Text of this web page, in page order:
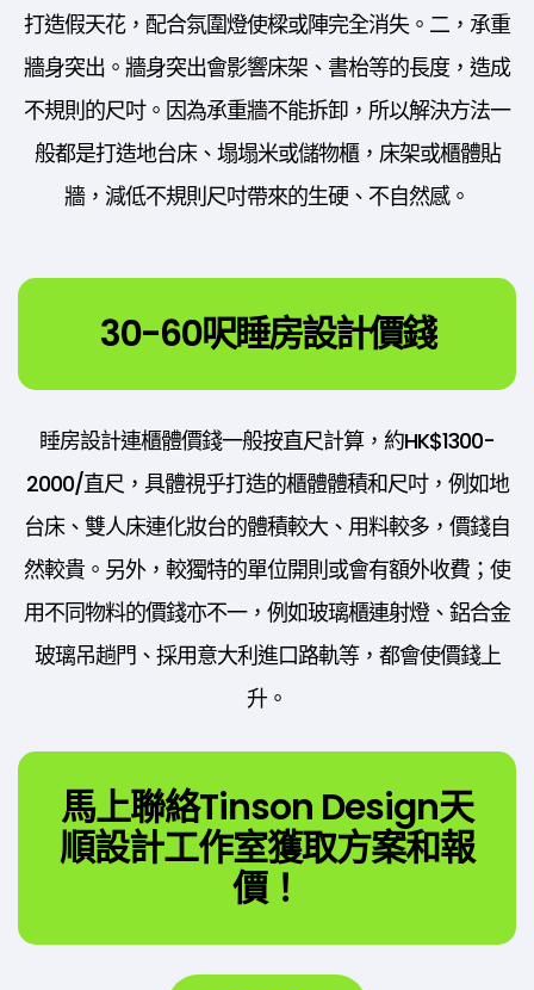
打造假天花，配合氛圍燈使樑或陣完全消失。二，承重
牆身突出。牆身突出會影響床架、書枱等的長度，造成
不規則的尺吋。因為承重牆不能拆卸，所以解決方法一
般都是打造地台床、塌塌米或儲物櫃，床架或櫃體貼
牆，減低不規則尺吋帶來的生硬、不自然感。
30-60呎睡房設計價錢
睡房設計連櫃體價錢一般按直尺計算，約HK$1300-
2000/直尺，具體視乎打造的櫃體體積和尺吋，例如地
台床、雙人床連化妝台的體積較大、用料較多，價錢自
然較貴。另外，較獨特的單位開則或會有額外收費；使
用不同物料的價錢亦不一，例如玻璃櫃連射燈、鋁合金
玻璃吊趟門、採用意大利進口路軌等，都會使價錢上
升。
馬上聯絡Tinson Design天
順設計工作室獲取方案和報
價！